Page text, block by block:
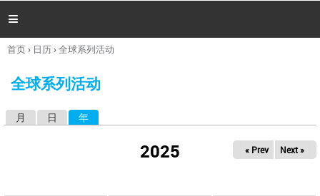

你
这
首页› 日历›全球系列活动
全球系列活动
月 日 年
2025 « Prev Next »